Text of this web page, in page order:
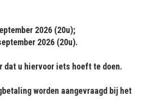
2026 (20u);
2026 (20u).
dat u hiervoor iets hoeft te doen.
worden aangevraagd bij het